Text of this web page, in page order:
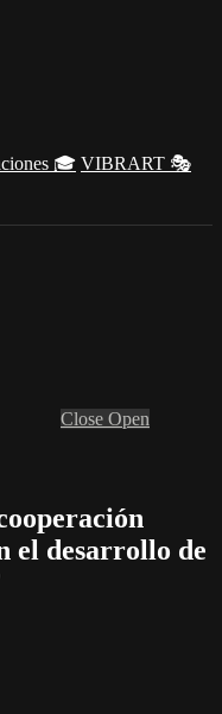
🎓 VIBRART 🎭
Close Open
el desarrollo de